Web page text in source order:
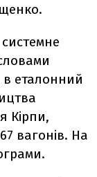
системне
в еталонний
Кірпи,
вагонів. На